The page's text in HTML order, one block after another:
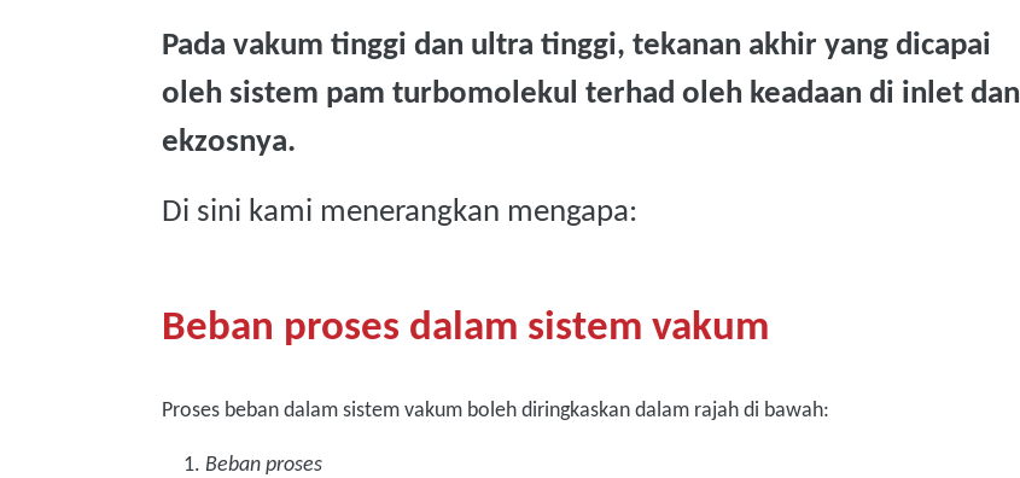
Pada vakum tinggi dan ultra tinggi, tekanan akhir yang dicapai
oleh sistem pam turbomolekul terhad oleh keadaan di inlet dan
ekzosnya.
Di sini kami menerangkan mengapa:
Beban proses dalam sistem vakum
Proses beban dalam sistem vakum boleh diringkaskan dalam rajah di bawah:
Beban proses